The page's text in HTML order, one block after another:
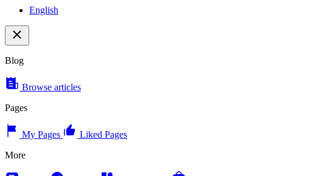
English
Blog
Browse articles
Pages
My Pages
Liked Pages
More